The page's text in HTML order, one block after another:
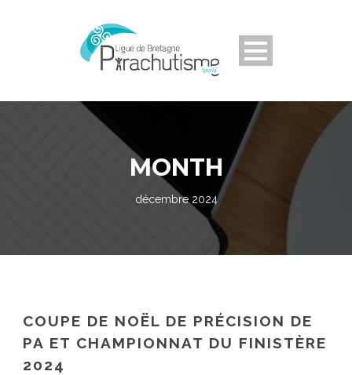
MONTH
décembre 2024
COUPE DE NOËL DE PRÉCISION DE
PA ET CHAMPIONNAT DU FINISTÈRE
2024